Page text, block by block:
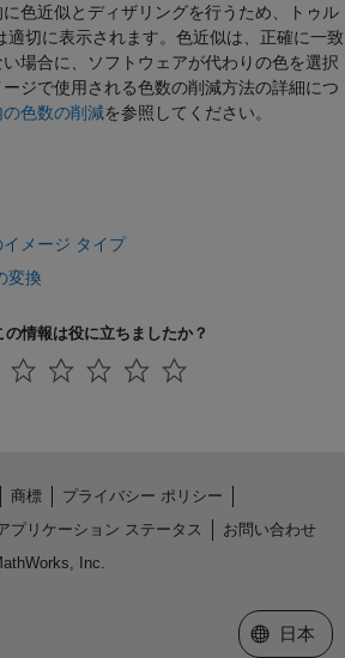
色近似とディザリングを行うため、トゥル
適切に表示されます。色近似は、正確に一致
場合に、ソフトウェアが代わりの色を選択
ジで使用される色数の削減方法の詳細につ
色数の削減を参照してください。
メージ タイプ
変換
の情報は役に立ちましたか？
商標
プライバシー ポリシー
プリケーション ステータス
お問い合わせ
Inc.
Web サイ
日本